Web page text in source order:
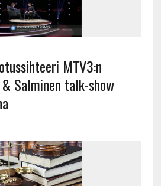
MTV3:n
Salminen talk-show